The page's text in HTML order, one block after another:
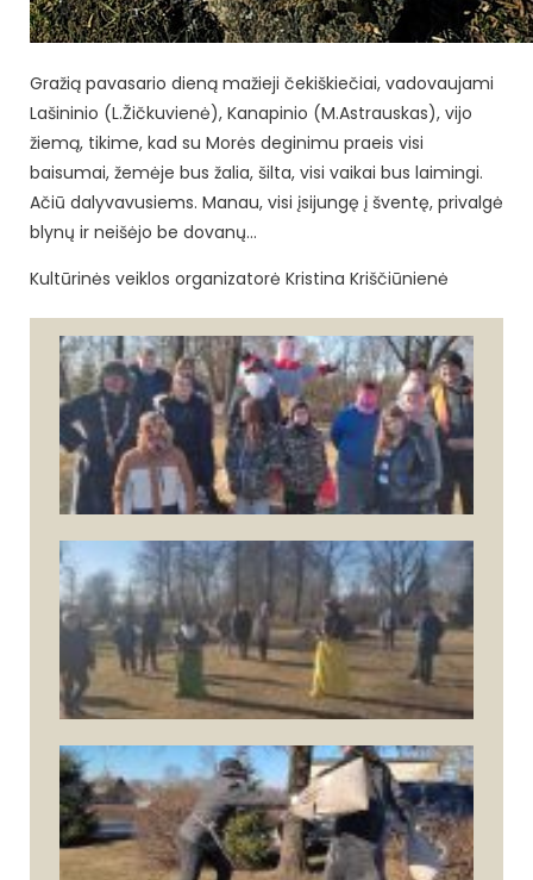
Gražią pavasario dieną mažieji čekiškiečiai, vadovaujami
Lašininio (L.Žičkuvienė), Kanapinio (M.Astrauskas), vijo
žiemą, tikime, kad su Morės deginimu praeis visi
baisumai, žemėje bus žalia, šilta, visi vaikai bus laimingi.
Ačiū dalyvavusiems. Manau, visi įsijungę į šventę, privalgė
blynų ir neišėjo be dovanų…
Kultūrinės veiklos organizatorė Kristina Kriščiūnienė